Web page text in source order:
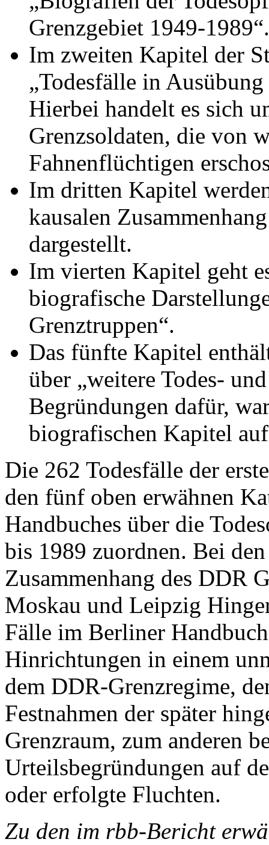
Grenzgebiet 1949-1989“.
Im zweiten Kapitel der
„Todesfälle in
Hierbei handelt es sich
Grenzsoldaten, die von
Fahnenflüchtigen
Im dritten Kapitel
kausalen
dargestellt.
Im vierten Kapitel geht
biografische
Grenztruppen“.
Das fünfte Kapitel
über „weitere Todes-
Begründungen dafür,
biografischen Kapitel
Die 262 Todesfälle der
den fünf oben erwähnen
Handbuches über die
bis 1989 zuordnen. Bei
Zusammenhang des DDR
Moskau und Leipzig
Fälle im Berliner
Hinrichtungen in einem
dem DDR-Grenzregime,
Festnahmen der später
Grenzraum, zum anderen
Urteilsbegründungen auf
oder erfolgte Fluchten.
Zu den im rbb-Bericht